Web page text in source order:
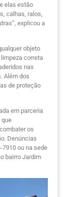
elas estão
calhas, ralos,
explicou a
objeto
correta
nas
Além dos
de proteção
em parceria
que
os
Denúncias
ou na sede
bairro Jardim